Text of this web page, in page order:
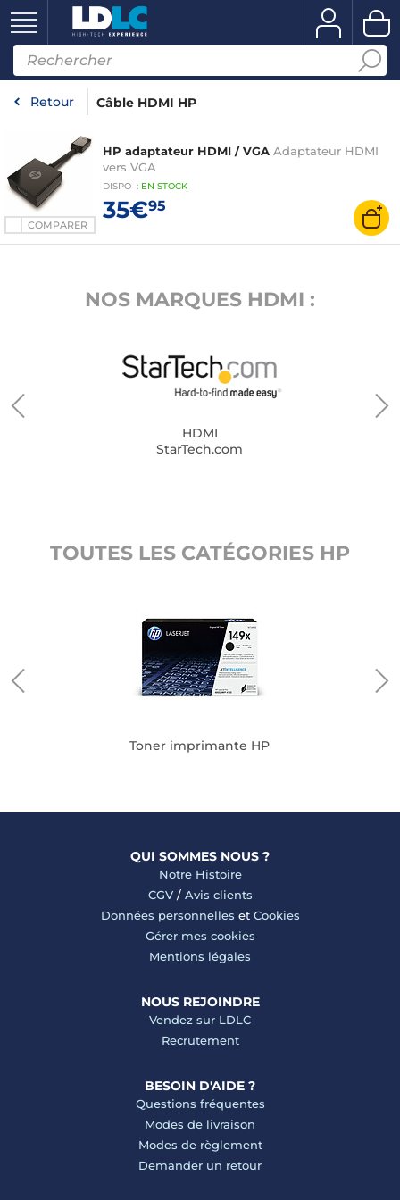
Retour Câble HDMI HP
COMPARER
HP adaptateur HDMI / VGA Adaptateur HDMI
vers VGA
DISPO : EN STOCK
35€95
NOS MARQUES HDMI :
HDMI
StarTech.com
TOUTES LES CATÉGORIES HP
Toner imprimante HP
QUI SOMMES NOUS ?
Notre Histoire
CGV/ Avis clients
Données personnelles et Cookies
Gérer mes cookies
Mentions légales
NOUS REJOINDRE
Vendez sur LDLC
Recrutement
BESOIN D'AIDE ?
Questions fréquentes
Modes de livraison
Modes de règlement
Demander un retour